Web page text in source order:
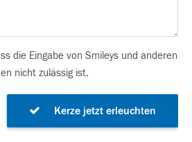
die Eingabe von Smileys und anderen
nicht zulässig ist.
Kerze jetzt erleuchten